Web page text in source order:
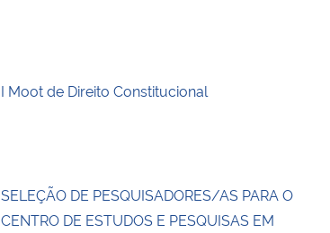
I Moot de Direito Constitucional
SELEÇÃO DE PESQUISADORES/AS PARA O
CENTRO DE ESTUDOS E PESQUISAS EM